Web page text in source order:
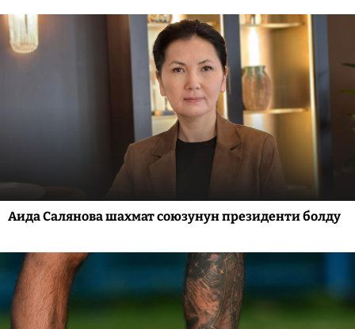
Аида Салянова шахмат союзунун президенти болду